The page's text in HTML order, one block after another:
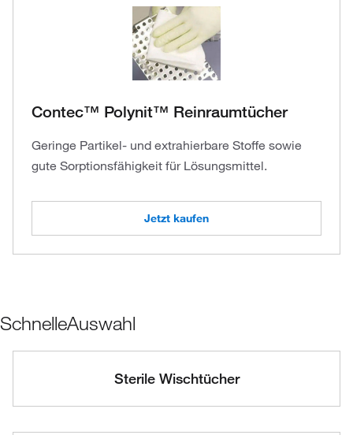
Contec™ Polynit™ Reinraumtücher
Geringe Partikel- und extrahierbare Stoffe sowie
gute Sorptionsfähigkeit für Lösungsmittel.
Jetzt kaufen
SchnelleAuswahl
Sterile Wischtücher